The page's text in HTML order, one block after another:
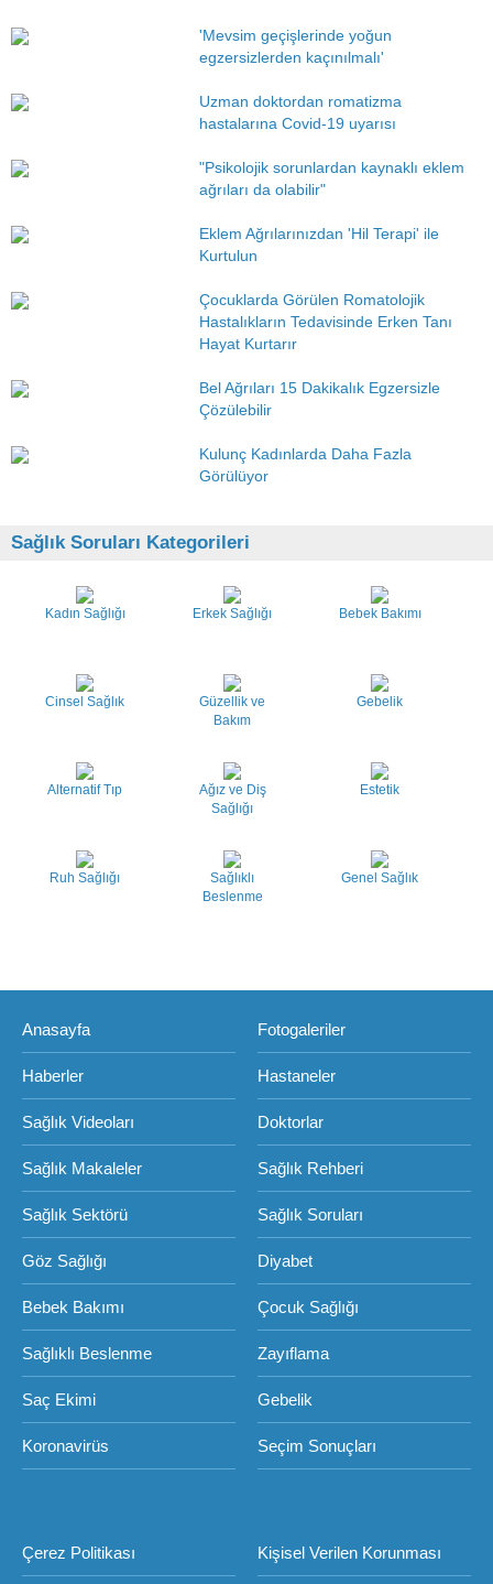
'Mevsim geçişlerinde yoğun
egzersizlerden kaçınılmalı'
Uzman doktordan romatizma
hastalarına Covid-19 uyarısı
"Psikolojik sorunlardan kaynaklı eklem
ağrıları da olabilir"
Eklem Ağrılarınızdan 'Hil Terapi' ile
Kurtulun
Çocuklarda Görülen Romatolojik
Hastalıkların Tedavisinde Erken Tanı
Hayat Kurtarır
Bel Ağrıları 15 Dakikalık Egzersizle
Çözülebilir
Kulunç Kadınlarda Daha Fazla
Görülüyor
Sağlık Soruları Kategorileri
Kadın Sağlığı Erkek Sağlığı Bebek Bakımı
Cinsel Sağlık
Güzellik ve
Bakım
Gebelik
Alternatif Tıp
Ağız ve Diş
Sağlığı
Estetik
Ruh Sağlığı
Sağlıklı
Beslenme
Genel Sağlık
Anasayfa Fotogaleriler
Haberler Hastaneler
Sağlık Videoları Doktorlar
Sağlık Makaleler Sağlık Rehberi
Sağlık Sektörü Sağlık Soruları
Göz Sağlığı Diyabet
Bebek Bakımı Çocuk Sağlığı
Sağlıklı Beslenme Zayıflama
Saç Ekimi Gebelik
Koronavirüs Seçim Sonuçları
Çerez Politikası Kişisel Verilen Korunması